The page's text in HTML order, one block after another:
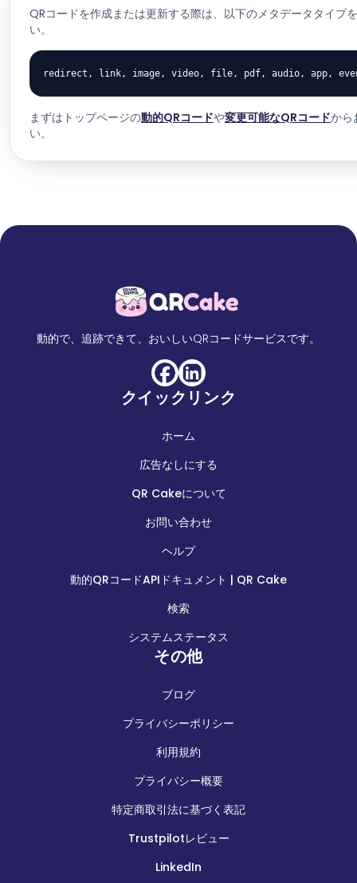
QRコードを作成または更新する際は、以下のメタデータタイプ
い。
redirect, link, image, video, file, pdf, audio, app,
まずはトップページの動的QRコードや変更可能なQRコードから
い。
動的で、追跡できて、おいしいQRコードサービスです。
クイックリンク
ホーム
広告なしにする
QR Cakeについて
お問い合わせ
ヘルプ
動的QRコードAPIドキュメント | QR Cake
検索
システムステータス
その他
ブログ
プライバシーポリシー
利用規約
プライバシー概要
特定商取引法に基づく表記
Trustpilotレビュー
LinkedIn